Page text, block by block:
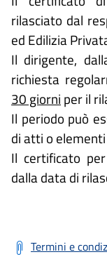
rilasciato dal
ed Edilizia
Il dirigente,
richiesta
30 giorni per il
Il periodo può
di atti o
Il certificato
dalla data di
Termini e